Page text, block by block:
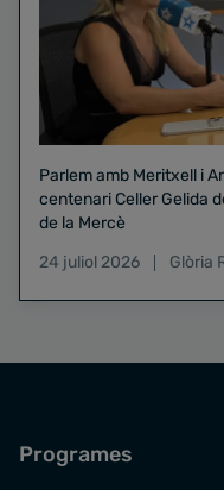
Parlem amb Meritxell i
centenari Celler Gelida de Sants, que enguany faran el pregó
de la Mercè
24 juliol 2026
Glòria
Programes